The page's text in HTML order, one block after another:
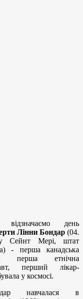
день
Лінни Бондар (04.
Сейнт Мері, штат
- перша канадська
перша етнічна
перший лікар-
у космосі.
навчалася в